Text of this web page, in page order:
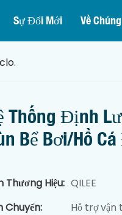
Sự Đổi Mới Về
Thống Định
Bể Bơi/hồ
Thương Hiệu: QILEE
Chuyển:
Hỗ trợ vận